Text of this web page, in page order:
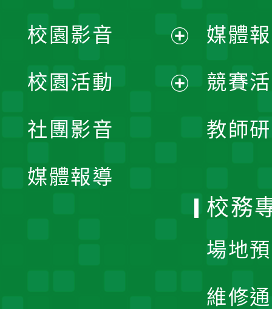
媒體
競賽
教師
校園影音
開
校園活動
社團影音
媒體報導
校務
場地
維修